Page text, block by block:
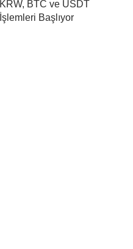
KRW, BTC ve USDT
İşlemleri Başlıyor